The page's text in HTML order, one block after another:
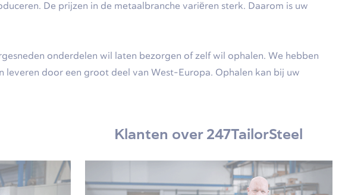
De prijzen in de metaalbranche variëren sterk. Daarom is uw
onderdelen wil laten bezorgen of zelf wil ophalen. We hebben
leveren door een groot deel van West-Europa. Ophalen kan bij uw
Klanten over 247TailorSteel